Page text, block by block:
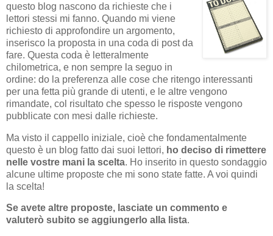
questo blog nascono da richieste che i
lettori stessi mi fanno. Quando mi viene
richiesto di approfondire un argomento,
inserisco la proposta in una coda di post da
fare. Questa coda è letteralmente
chilometrica, e non sempre la seguo in
ordine: do la preferenza alle cose che ritengo interessanti
per una fetta più grande di utenti, e le altre vengono
rimandate, col risultato che spesso le risposte vengono
pubblicate con mesi dalle richieste.
Ma visto il cappello iniziale, cioè che fondamentalmente
questo è un blog fatto dai suoi lettori, ho deciso di rimettere
nelle vostre mani la scelta. Ho inserito in questo sondaggio
alcune ultime proposte che mi sono state fatte. A voi quindi
la scelta!
Se avete altre proposte, lasciate un commento e
valuterò subito se aggiungerlo alla lista.